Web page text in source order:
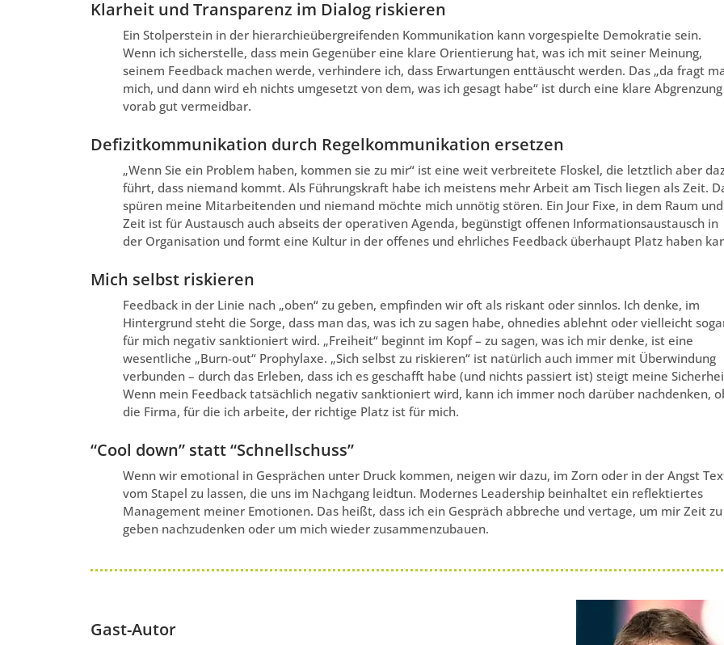
Klarheit und Transparenz im Dialog riskieren
Ein Stolperstein in der hierarchieübergreifenden Kommunikation kann vorgespielte Demokratie sein.
Wenn ich sicherstelle, dass mein Gegenüber eine klare Orientierung hat, was ich mit seiner Meinung,
seinem Feedback machen werde, verhindere ich, dass Erwartungen enttäuscht werden. Das „da fragt
mich, und dann wird eh nichts umgesetzt von dem, was ich gesagt habe“ ist durch eine klare Abgrenzung
vorab gut vermeidbar.
Defizitkommunikation durch Regelkommunikation ersetzen
„Wenn Sie ein Problem haben, kommen sie zu mir“ ist eine weit verbreitete Floskel, die letztlich aber
führt, dass niemand kommt. Als Führungskraft habe ich meistens mehr Arbeit am Tisch liegen als Zeit.
spüren meine Mitarbeitenden und niemand möchte mich unnötig stören. Ein Jour Fixe, in dem Raum und
Zeit ist für Austausch auch abseits der operativen Agenda, begünstigt offenen Informationsaustausch in
der Organisation und formt eine Kultur in der offenes und ehrliches Feedback überhaupt Platz haben
Mich selbst riskieren
Feedback in der Linie nach „oben“ zu geben, empfinden wir oft als riskant oder sinnlos. Ich denke, im
Hintergrund steht die Sorge, dass man das, was ich zu sagen habe, ohnedies ablehnt oder vielleicht
für mich negativ sanktioniert wird. „Freiheit“ beginnt im Kopf – zu sagen, was ich mir denke, ist eine
wesentliche „Burn-out“ Prophylaxe. „Sich selbst zu riskieren“ ist natürlich auch immer mit Überwindung
verbunden – durch das Erleben, dass ich es geschafft habe (und nichts passiert ist) steigt meine
Wenn mein Feedback tatsächlich negativ sanktioniert wird, kann ich immer noch darüber nachdenken,
die Firma, für die ich arbeite, der richtige Platz ist für mich.
“Cool down” statt “Schnellschuss”
Wenn wir emotional in Gesprächen unter Druck kommen, neigen wir dazu, im Zorn oder in der Angst
vom Stapel zu lassen, die uns im Nachgang leidtun. Modernes Leadership beinhaltet ein reflektiertes
Management meiner Emotionen. Das heißt, dass ich ein Gespräch abbreche und vertage, um mir Zeit zu
geben nachzudenken oder um mich wieder zusammenzubauen.
Gast-Autor